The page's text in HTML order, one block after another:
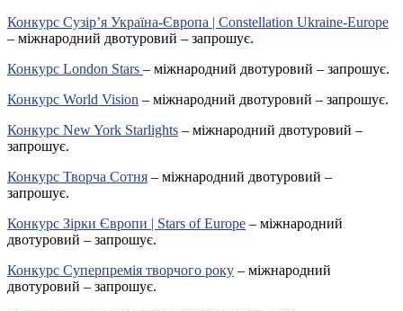
Конкурс Сузір’я Україна-Європа | Constellation Ukraine-Europe
– міжнародний двотуровий – запрошує.
Конкурс London Stars – міжнародний двотуровий – запрошує.
Конкурс World Vision – міжнародний двотуровий – запрошує.
Конкурс New York Starlights – міжнародний двотуровий –
запрошує.
Конкурс Творча Сотня – міжнародний двотуровий –
запрошує.
Конкурс Зірки Європи | Stars of Europe – міжнародний
двотуровий – запрошує.
Конкурс Суперпремія творчого року – міжнародний
двотуровий – запрошує.